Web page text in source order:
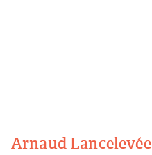
Arnaud Lancelevée